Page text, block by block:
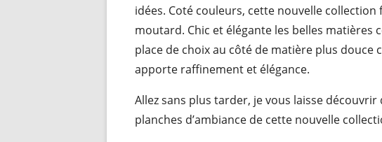
idées. Coté couleurs, cette nouvelle
moutard. Chic et élégante les belles
place de choix au côté de matière plus douce
apporte raffinement et élégance.
Allez sans plus tarder, je vous laisse
planches d’ambiance de cette nouvelle